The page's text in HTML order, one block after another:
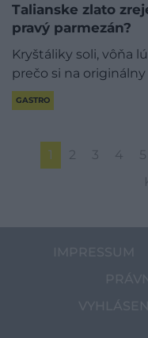
Talianske zlato
pravý parmezán?
Kryštáliky soli, vôňa
prečo si na
GASTRO
1 2 3 4 5